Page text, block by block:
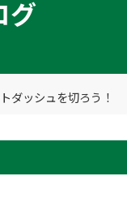
グ
ダッシュを切ろう！